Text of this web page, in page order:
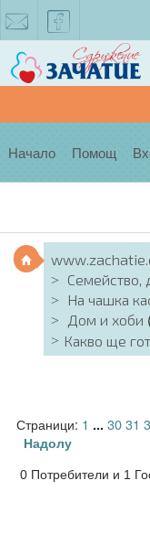
facebook
Начало Помощ
Семейство,
На чашка
Дом и хоби
Какво ще
Страници: 1 ... 3031
Надолу
0 Потребители и 1